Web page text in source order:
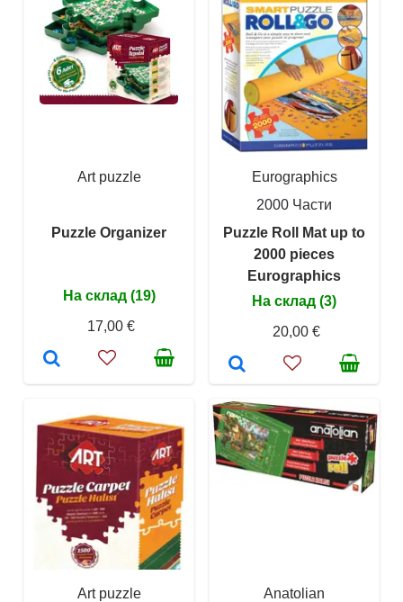
Art puzzle
Puzzle Organizer
На склад (19)
17,00 €
Eurographics
2000 Части
Puzzle Roll Mat up to
2000 pieces
Eurographics
На склад (3)
20,00 €
Art puzzle
Anatolian